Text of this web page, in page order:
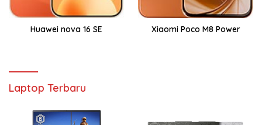
Huawei nova 16 SE Xiaomi Poco M8 Power
Laptop Terbaru